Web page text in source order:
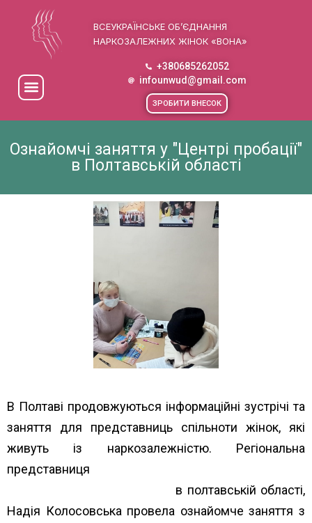
ВСЕУКРАЇНСЬКЕ ОБ’ЄДНАННЯ
НАРКОЗАЛЕЖНИХ ЖІНОК «ВОНА»
+380685262052
infounwud@gmail.com
ЗРОБИТИ ВНЕСОК
Ознайомчі заняття у "Центрі пробації"
в Полтавській області
В Полтаві продовжуються інформаційні зустрічі та
заняття для представниць спільноти жінок, які
живуть із наркозалежністю. Регіональна
представниця
в полтавській області,
Надія Колосовська провела ознайомче заняття з